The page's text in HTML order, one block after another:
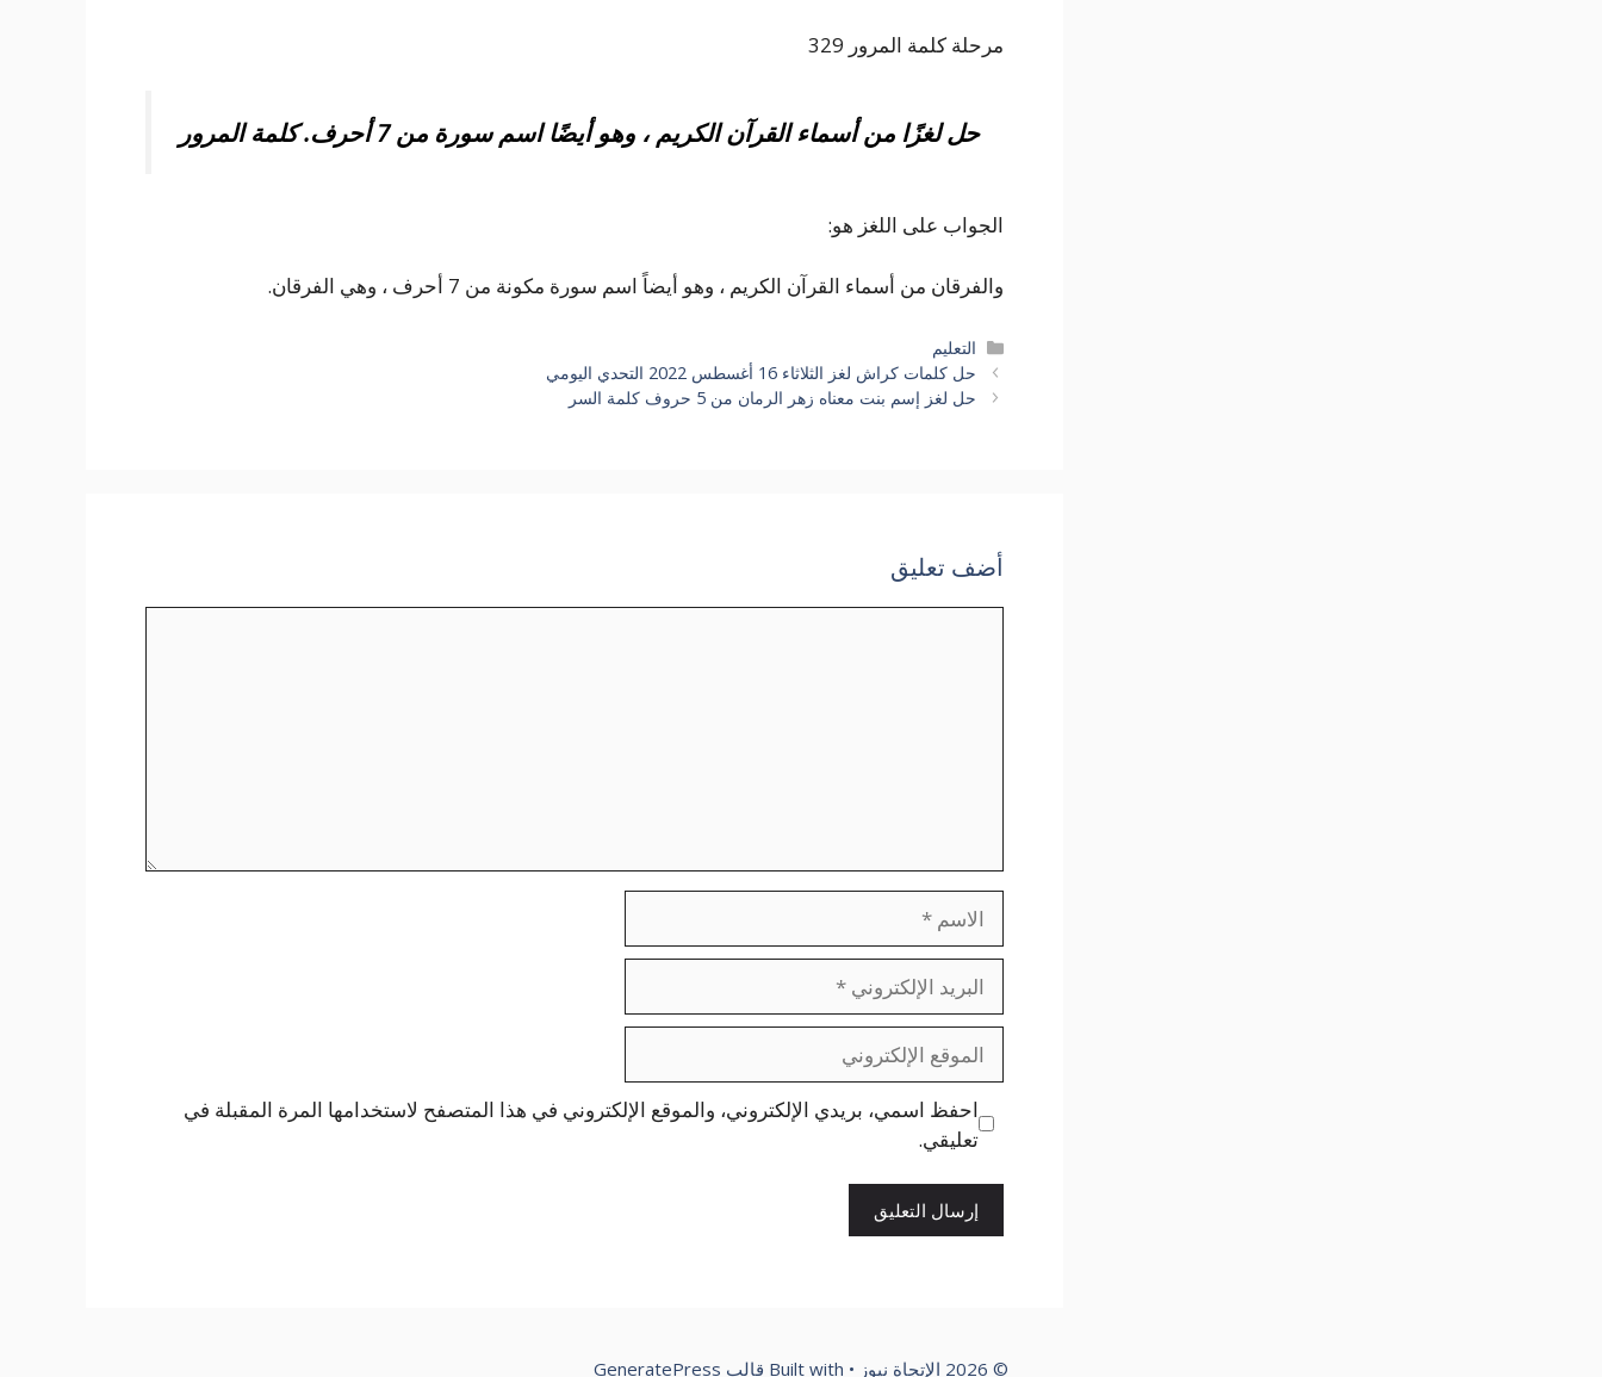
مرحلة كلمة المرور 329
حل لغزًا من أسماء القرآن الكريم ، وهو أيضًا اسم سورة من 7 أحرف. كلمة المرور
الجواب على اللغز هو:
والفرقان من أسماء القرآن الكريم ، وهو أيضاً اسم سورة مكونة من 7 أحرف ، وهي الفرقان.
التصنيفات
التعليم
حل كلمات كراش لغز الثلاثاء 16 أغسطس 2022 التحدي اليومي
حل لغز إسم بنت معناه زهر الرمان من 5 حروف كلمة السر
أضف تعليق
الاسم
البريد
الإلكتروني
الموقع
الإلكتروني
احفظ اسمي، بريدي الإلكتروني، والموقع الإلكتروني في هذا المتصفح لاستخدامها المرة المقبلة في
تعليقي.
© 2026 الإتجاة نيوز • Built with قالب GeneratePress